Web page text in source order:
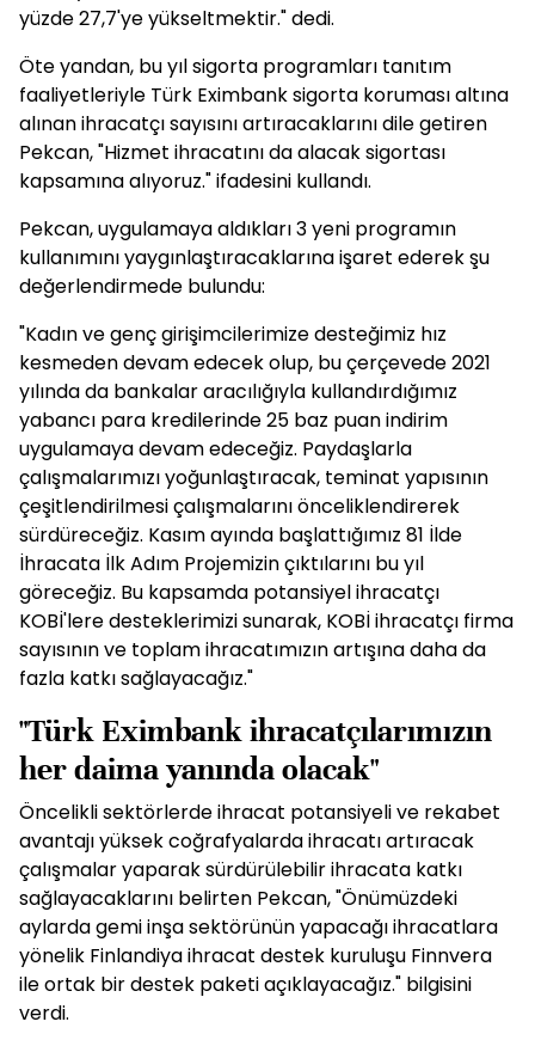
yüzde 27,7'ye yükseltmektir." dedi.
Öte yandan, bu yıl sigorta programları tanıtım
faaliyetleriyle Türk Eximbank sigorta koruması altına
alınan ihracatçı sayısını artıracaklarını dile getiren
Pekcan, "Hizmet ihracatını da alacak sigortası
kapsamına alıyoruz." ifadesini kullandı.
Pekcan, uygulamaya aldıkları 3 yeni programın
kullanımını yaygınlaştıracaklarına işaret ederek şu
değerlendirmede bulundu:
"Kadın ve genç girişimcilerimize desteğimiz hız
kesmeden devam edecek olup, bu çerçevede 2021
yılında da bankalar aracılığıyla kullandırdığımız
yabancı para kredilerinde 25 baz puan indirim
uygulamaya devam edeceğiz. Paydaşlarla
çalışmalarımızı yoğunlaştıracak, teminat yapısının
çeşitlendirilmesi çalışmalarını önceliklendirerek
sürdüreceğiz. Kasım ayında başlattığımız 81 İlde
İhracata İlk Adım Projemizin çıktılarını bu yıl
göreceğiz. Bu kapsamda potansiyel ihracatçı
KOBİ'lere desteklerimizi sunarak, KOBİ ihracatçı firma
sayısının ve toplam ihracatımızın artışına daha da
fazla katkı sağlayacağız."
"Türk Eximbank ihracatçılarımızın
her daima yanında olacak"
Öncelikli sektörlerde ihracat potansiyeli ve rekabet
avantajı yüksek coğrafyalarda ihracatı artıracak
çalışmalar yaparak sürdürülebilir ihracata katkı
sağlayacaklarını belirten Pekcan, "Önümüzdeki
aylarda gemi inşa sektörünün yapacağı ihracatlara
yönelik Finlandiya ihracat destek kuruluşu Finnvera
ile ortak bir destek paketi açıklayacağız." bilgisini
verdi.